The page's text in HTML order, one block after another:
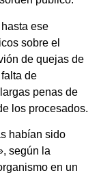
ese
sobre el
de quejas de
de
penas de
los procesados.
habían sido
según la
en un